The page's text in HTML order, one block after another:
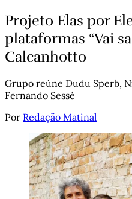
Projeto Elas por
plataformas “Vai
Calcanhotto
Grupo reúne Dudu Sperb,
Fernando Sessé
Por Redação Matinal